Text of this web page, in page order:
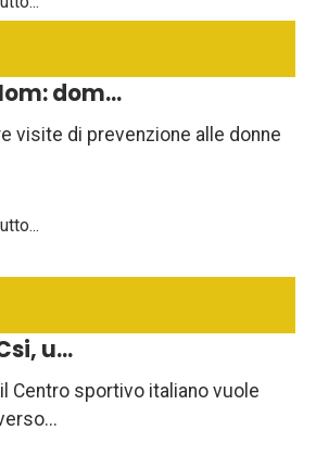
dom...
visite di prevenzione alle donne
u...
Centro sportivo italiano vuole